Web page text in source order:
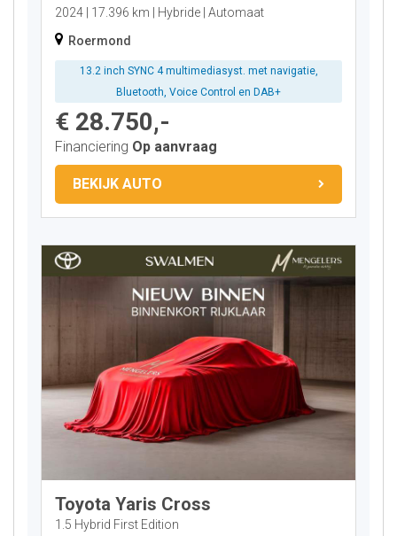
2024
17.396 km Hybride Automaat
Roermond
13.2 inch SYNC 4 multimediasyst. met navigatie,
Bluetooth, Voice Control en DAB+
€ 28.750,-
Financiering Op aanvraag
BEKIJK AUTO
Toyota Yaris Cross
1.5 Hybrid First Edition